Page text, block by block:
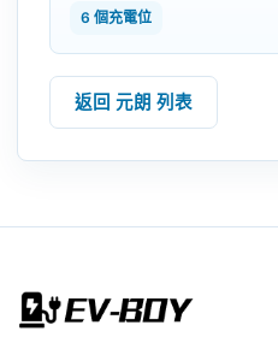
6 個充電位
返回 元朗 列表